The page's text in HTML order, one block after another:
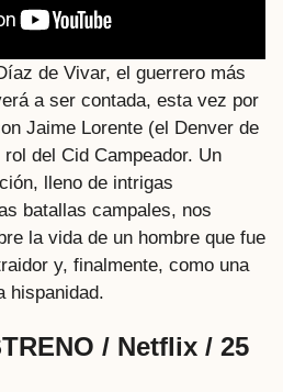
de Vivar, el guerrero más
a ser contada, esta vez por
Jaime Lorente (el Denver de
rol del Cid Campeador. Un
lleno de intrigas
batallas campales, nos
la vida de un hombre que fue
y, finalmente, como una
hispanidad.
/ Netflix / 25